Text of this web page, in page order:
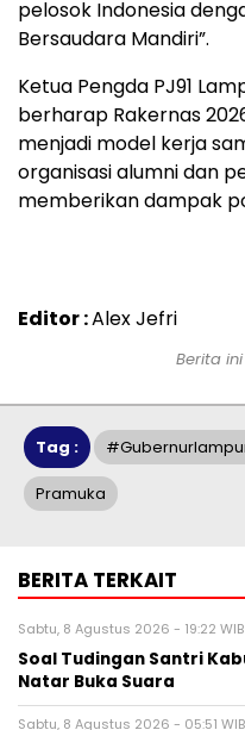
pelosok Indonesia
Bersaudara Mandiri”.
​Ketua Pengda PJ91
berharap Rakernas
menjadi model kerja
organisasi alumni dan
memberikan dampak
Editor :Alex Jefri
Berita
Tag :
Pramuka
BERITA TERKAIT
Sabtu, 8 Agustus 2026 - 19:22 WIB
Soal Tudingan Santri
Natar Buka Suara
Sabtu, 8 Agustus 2026 - 05:51 WIB